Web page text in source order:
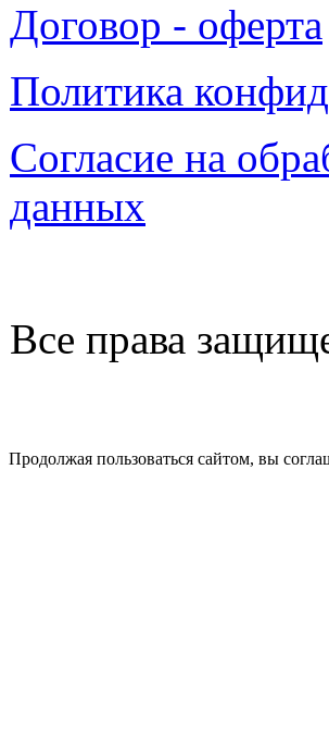
Договор - оферта
Политика
Согласие на
данных
Все права
Продолжая пользоваться сайтом, вы